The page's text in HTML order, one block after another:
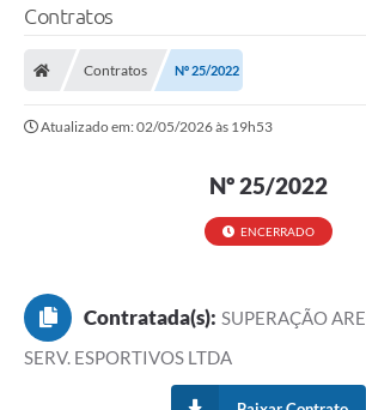
Contratos
Contratos Nº 25/2022
Atualizado em: 02/05/2026 às 19h53
Nº 25/2022
ENCERRADO
Contratada(s): SUPERAÇÃO
SERV. ESPORTIVOS LTDA